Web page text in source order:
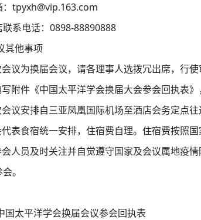
：tpyxh@vip.163.com
联系电话：0898-88890888
其他事项
议为换届会议，请各理事人选拨冗出席，行
附件《中国太平洋学会换届大会参会回执表
议安排自三亚凤凰国际机场至酒店会务定点
表食宿统一安排，住宿费自理。住宿费按照国
人员及时关注并自觉遵守国家及会议属地疫
。
国太平洋学会换届会议参会回执表